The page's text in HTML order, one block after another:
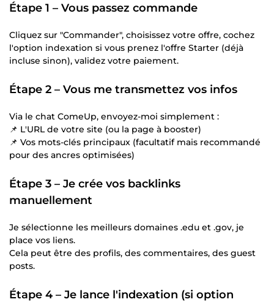
Étape 1 – Vous passez commande
Cliquez sur "Commander", choisissez votre offre, cochez
l'option indexation si vous prenez l'offre Starter (déjà
incluse sinon), validez votre paiement.
Étape 2 – Vous me transmettez vos infos
Via le chat ComeUp, envoyez-moi simplement :
📌 L'URL de votre site (ou la page à booster)
📌 Vos mots-clés principaux (facultatif mais recommandé
pour des ancres optimisées)
Étape 3 – Je crée vos backlinks
manuellement
Je sélectionne les meilleurs domaines .edu et .gov, je
place vos liens.
Cela peut être des profils, des commentaires, des guest
posts.
Étape 4 – Je lance l'indexation (si option